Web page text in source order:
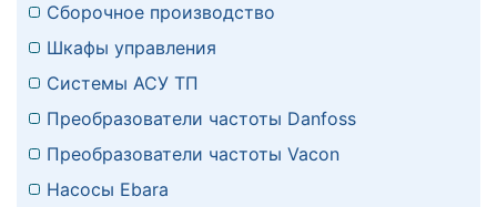
Сборочное производство
Шкафы управления
Системы АСУ ТП
Преобразователи частоты Danfoss
Преобразователи частоты Vacon
Насосы Ebara